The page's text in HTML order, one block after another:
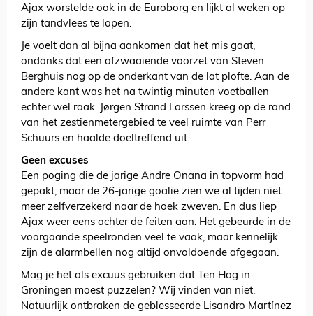
Ajax worstelde ook in de Euroborg en lijkt al weken op
zijn tandvlees te lopen.
Je voelt dan al bijna aankomen dat het mis gaat,
ondanks dat een afzwaaiende voorzet van Steven
Berghuis nog op de onderkant van de lat plofte. Aan de
andere kant was het na twintig minuten voetballen
echter wel raak. Jørgen Strand Larssen kreeg op de rand
van het zestienmetergebied te veel ruimte van Perr
Schuurs en haalde doeltreffend uit.
Geen excuses
Een poging die de jarige Andre Onana in topvorm had
gepakt, maar de 26-jarige goalie zien we al tijden niet
meer zelfverzekerd naar de hoek zweven. En dus liep
Ajax weer eens achter de feiten aan. Het gebeurde in de
voorgaande speelronden veel te vaak, maar kennelijk
zijn de alarmbellen nog altijd onvoldoende afgegaan.
Mag je het als excuus gebruiken dat Ten Hag in
Groningen moest puzzelen? Wij vinden van niet.
Natuurlijk ontbraken de geblesseerde Lisandro Martínez